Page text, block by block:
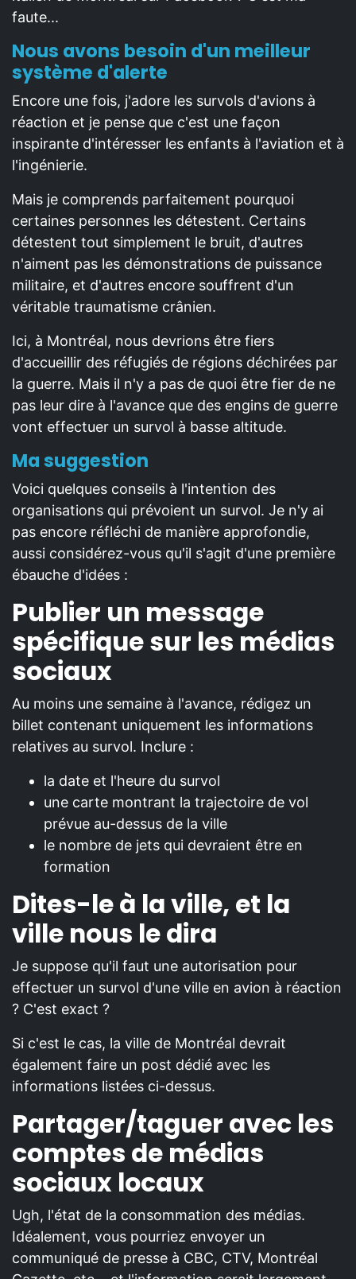
faute...
Nous avons besoin d'un meilleur
système d'alerte
Encore une fois, j'adore les survols d'avions à
réaction et je pense que c'est une façon
inspirante d'intéresser les enfants à l'aviation et à
l'ingénierie.
Mais je comprends parfaitement pourquoi
certaines personnes les détestent. Certains
détestent tout simplement le bruit, d'autres
n'aiment pas les démonstrations de puissance
militaire, et d'autres encore souffrent d'un
véritable traumatisme crânien.
Ici, à Montréal, nous devrions être fiers
d'accueillir des réfugiés de régions déchirées par
la guerre. Mais il n'y a pas de quoi être fier de ne
pas leur dire à l'avance que des engins de guerre
vont effectuer un survol à basse altitude.
Ma suggestion
Voici quelques conseils à l'intention des
organisations qui prévoient un survol. Je n'y ai
pas encore réfléchi de manière approfondie,
aussi considérez-vous qu'il s'agit d'une première
ébauche d'idées :
Publier un message
spécifique sur les médias
sociaux
Au moins une semaine à l'avance, rédigez un
billet contenant uniquement les informations
relatives au survol. Inclure :
la date et l'heure du survol
une carte montrant la trajectoire de vol
prévue au-dessus de la ville
le nombre de jets qui devraient être en
formation
Dites-le à la ville, et la
ville nous le dira
Je suppose qu'il faut une autorisation pour
effectuer un survol d'une ville en avion à réaction
? C'est exact ?
Si c'est le cas, la ville de Montréal devrait
également faire un post dédié avec les
informations listées ci-dessus.
Partager/taguer avec les
comptes de médias
sociaux locaux
Ugh, l'état de la consommation des médias.
Idéalement, vous pourriez envoyer un
communiqué de presse à CBC, CTV, Montréal